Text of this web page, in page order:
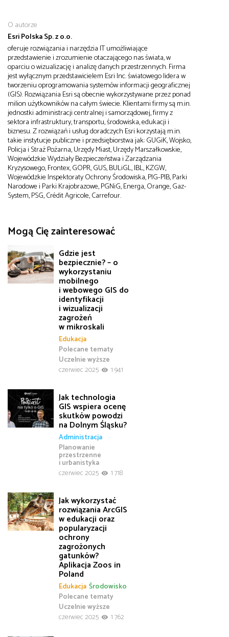
O autorze
Esri Polska Sp. z o.o.
oferuje rozwiązania i narzędzia IT umożliwiające
przedstawienie i zrozumienie otaczającego nas świata, w
oparciu o wizualizację i analizę danych przestrzennych. Firma
jest wyłącznym przedstawicielem Esri Inc. światowego lidera w
tworzeniu oprogramowania systemów informacji geograficznej
(GIS). Rozwiązania Esri są obecnie wykorzystywane przez ponad
milion użytkowników na całym świecie. Klientami firmy są m.in.
jednostki administracji centralnej i samorządowej, firmy z
sektora infrastruktury, transportu, środowiska, edukacji i
biznesu. Z rozwiązań i usług doradczych Esri korzystają m.in.
takie instytucje publiczne i przedsiębiorstwa jak: GUGiK, Wojsko,
Policja i Straż Pożarna, Urzędy Miast, Urzędy Marszałkowskie,
Wojewódzkie Wydziały Bezpieczeństwa i Zarządzania
Kryzysowego, Frontex, GOPR, GUS, BULiGL, IBL, KZGW,
Wojewódzkie Inspektoraty Ochrony Środowiska, PIG-PIB, Parki
Narodowe i Parki Krajobrazowe, PGNiG, Energa, Orange, Gaz-
System, PSG, Crédit Agricole, Carrefour.
Mogą Cię zainteresować
Gdzie jest
bezpiecznie? – o
wykorzystaniu
mobilnego
i webowego GIS do
identyfikacji
i wizualizacji
zagrożeń
w mikroskali
Edukacja
Polecane tematy
Uczelnie wyższe
czerwiec 2025
1 941
Jak technologia
GIS wspiera ocenę
skutków powodzi
na Dolnym Śląsku?
Administracja
Planowanie
przestrzenne
i urbanistyka
czerwiec 2025
1 718
Jak wykorzystać
rozwiązania ArcGIS
w edukacji oraz
popularyzacji
ochrony
zagrożonych
gatunków?
Aplikacja Zoos in
Poland
Edukacja
Polecane tematy
Środowisko
Uczelnie wyższe
czerwiec 2025
1 762